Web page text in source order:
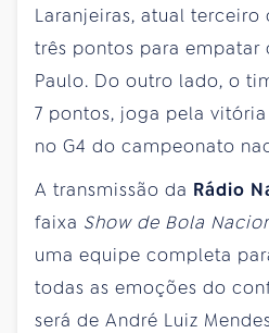
Laranjeiras, atual
três pontos para empatar
Paulo. Do outro lado, o
7 pontos, joga pela
no G4 do campeonato
A transmissão da Rádio
faixa Show de Bola
uma equipe completa
todas as emoções do
será de André Luiz